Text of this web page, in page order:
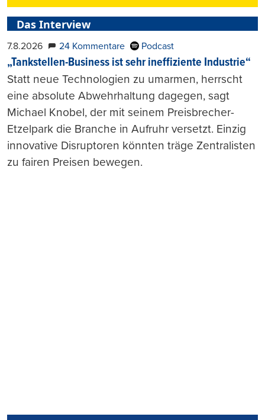
Das Interview
7.8.2026 24 Kommentare Podcast
„Tankstellen-Business ist sehr ineffiziente Industrie“
Statt neue Technologien zu umarmen, herrscht
eine absolute Abwehrhaltung dagegen, sagt
Michael Knobel, der mit seinem Preisbrecher-
Etzelpark die Branche in Aufruhr versetzt. Einzig
innovative Disruptoren könnten träge Zentralisten
zu fairen Preisen bewegen.